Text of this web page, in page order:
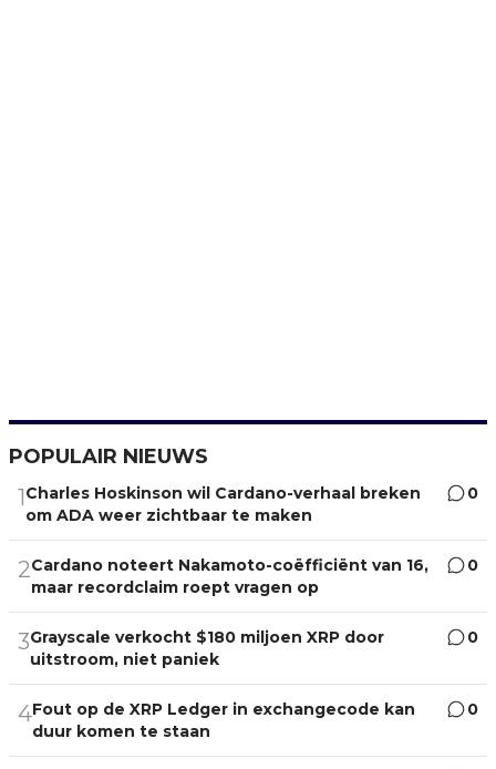
POPULAIR NIEUWS
1Charles Hoskinson wil Cardano-verhaal breken
om ADA weer zichtbaar te maken
0
2Cardano noteert Nakamoto-coëfficiënt van 16,
maar recordclaim roept vragen op
0
3Grayscale verkocht $180 miljoen XRP door
uitstroom, niet paniek
0
4Fout op de XRP Ledger in exchangecode kan
duur komen te staan
0